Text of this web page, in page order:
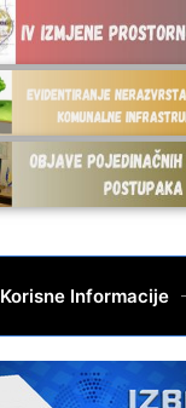
Korisne Informacije